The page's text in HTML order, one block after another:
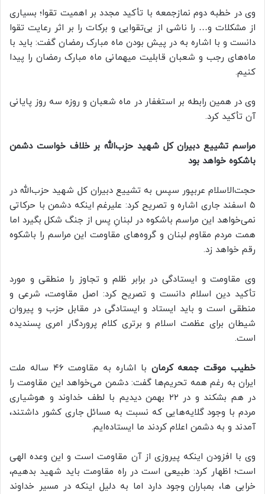
وی در خطبه‌ دوم نمازجمعه با تأکید مجدد بر اهمیت تقوا؛ بسیاری
از مشکلات و… را ناشی از بی‌تقوایی و برکات را بر اثر رعایت تقوا
دانست و با اشاره به در پیش بودن ماه مبارک رمضان گفت: باید با
ماه‌های رجب و شعبان قابلیت میهمانی ماه مبارک رمضان را پیدا
کنیم.
وی در همین رابطه بر استغفار در ماه شعبان و روزه سه روز پایانی
آن تأکید کرد.
مراسم تشییع دبیران کل شهید حزب‌الله بر خلاف خواست دشمن
باشکوه خواهد بود
حجت‌الاسلام عربپور سپس به تشییع دبیران کل شهید حزب‌الله در
۵ اسفند جاری اشاره و تصریح کرد: علیرغم اینکه دشمن با حرکاتی
نمی‌خواهد این مراسم باشکوه در لبنانِ پس از جنگ شکل بگیرد اما
همت مردم مقاوم لبنان و گروه‌های مقاومت این مراسم را باشکوه
رقم خواهد زد.
وی مقاومت و ایستادگی در برابر ظلم و تجاوز را منطقی و مورد
تأکید دین اسلام دانست و تصریح کرد: اصل مقاومت، شرعی و
منطقی است و باید ایستاد و ایستادگی در مقابل حزب و پیروان
شیطان برای عظمت اسلام و برتری کلام پروردگار امری پسندیده
است.
خطیب موقت جمعه کرمان
با اشاره به مقاومت ۴۶ ساله ملت
ایران به رغم همه تحریم‌ها گفت: دشمن می‌خواهد این مقاومت را
در هم بشکند و در ۲۲ بهمن دیدیم با لطف خداوند و هوشیاری
مردم با وجود گلایه‌هایی که نسبت به مسائل جاری کشور داشتند،
آمدند و به دشمن اعلام کردند ما ایستاده‌ایم.
وی با افزودن اینکه پیروزی از آن مقاومت است و این وعده الهی
است؛ اظهار کرد: طبیعی است در راه مقاومت باید شهید بدهیم،
خرابی ها، بمباران وجود دارد اما به دلیل اینکه در مسیر خداوند